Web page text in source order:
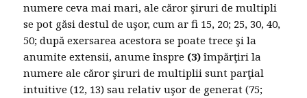
numere ceva mai mari, ale căror şiruri de multipli
se pot găsi destul de uşor, cum ar fi 15, 20; 25, 30, 40,
50; după exersarea acestora se poate trece şi la
anumite extensii, anume înspre (3) împărţiri la
numere ale căror şiruri de multiplii sunt parţial
intuitive (12, 13) sau relativ uşor de generat (75;